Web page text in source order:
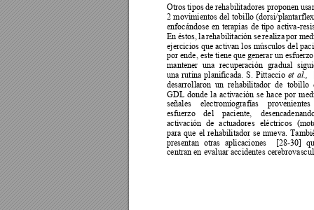
Otros tipos de rehabilitadores proponen
2 movimientos del tobillo (dorsi/
enfocándose en terapias de tipo activa-
En éstos, la rehabilitación se realiza por
ejercicios que activan los músculos del
por ende, este tiene que generar un
mantener una recuperación gradual
una rutina planificada. S. Pittaccio et al.,
desarrollaron un rehabilitador de tobillo
GDL donde la activación se hace por me
señales
electromiografías
provenientes
esfuerzo
del paciente,
activación de actuadores eléctricos
para que el rehabilitador se mueva.
presentan otras aplicaciones [28-30]
centran en evaluar accidentes